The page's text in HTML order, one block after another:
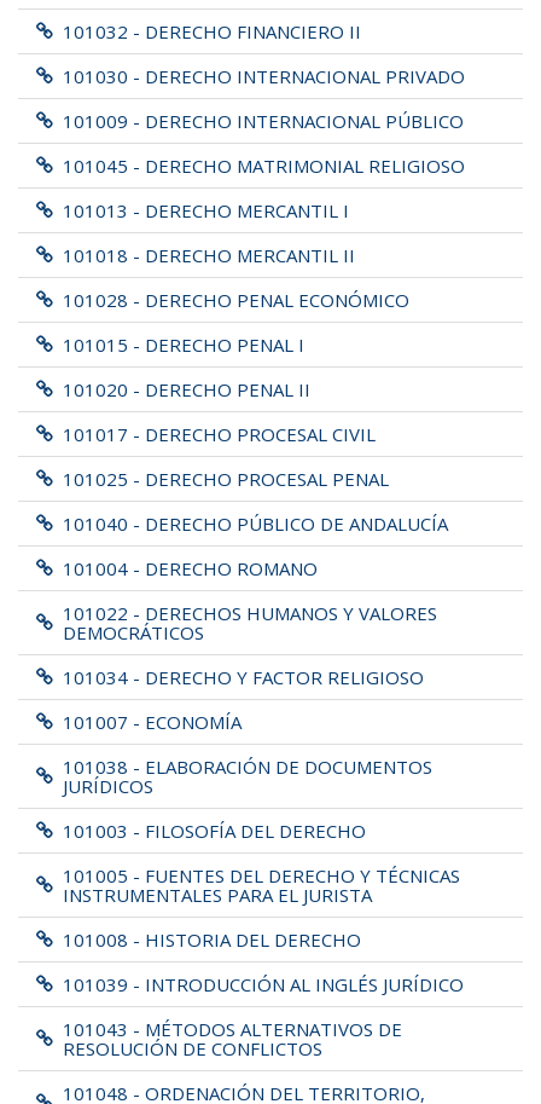
101032 - DERECHO FINANCIERO II
101030 - DERECHO INTERNACIONAL PRIVADO
101009 - DERECHO INTERNACIONAL PÚBLICO
101045 - DERECHO MATRIMONIAL RELIGIOSO
101013 - DERECHO MERCANTIL I
101018 - DERECHO MERCANTIL II
101028 - DERECHO PENAL ECONÓMICO
101015 - DERECHO PENAL I
101020 - DERECHO PENAL II
101017 - DERECHO PROCESAL CIVIL
101025 - DERECHO PROCESAL PENAL
101040 - DERECHO PÚBLICO DE ANDALUCÍA
101004 - DERECHO ROMANO
101022 - DERECHOS HUMANOS Y VALORES
DEMOCRÁTICOS
101034 - DERECHO Y FACTOR RELIGIOSO
101007 - ECONOMÍA
101038 - ELABORACIÓN DE DOCUMENTOS
JURÍDICOS
101003 - FILOSOFÍA DEL DERECHO
101005 - FUENTES DEL DERECHO Y TÉCNICAS
INSTRUMENTALES PARA EL JURISTA
101008 - HISTORIA DEL DERECHO
101039 - INTRODUCCIÓN AL INGLÉS JURÍDICO
101043 - MÉTODOS ALTERNATIVOS DE
RESOLUCIÓN DE CONFLICTOS
101048 - ORDENACIÓN DEL TERRITORIO,